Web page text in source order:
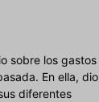
sobre los gastos
En ella, dio
diferentes